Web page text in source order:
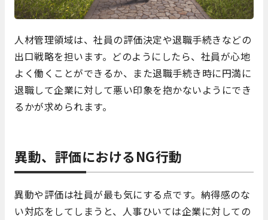
人材管理領域は、社員の評価決定や退職手続きなどの
出口戦略を担います。どのようにしたら、社員が心地
よく働くことができるか、また退職手続き時に円満に
退職して企業に対して悪い印象を抱かないようにでき
るかが求められます。
異動、評価におけるNG行動
異動や評価は社員が最も気にする点です。納得感のな
い対応をしてしまうと、人事ひいては企業に対しての